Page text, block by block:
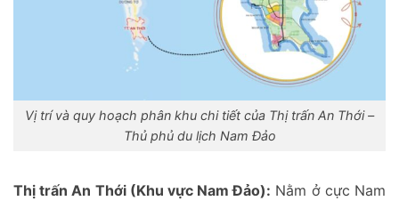
Vị trí và quy hoạch phân khu chi tiết của Thị trấn An Thới –
Thủ phủ du lịch Nam Đảo
Thị trấn An Thới (Khu vực Nam Đảo): Nằm ở cực Nam